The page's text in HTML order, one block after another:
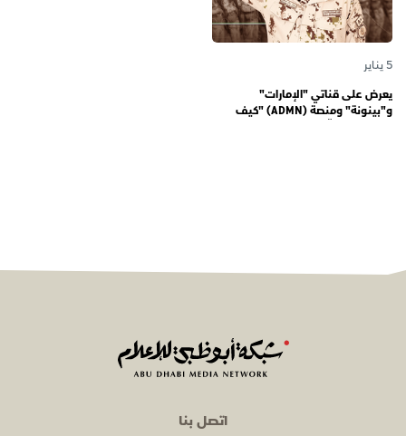
5 يناير
يعرض على قناتي "الإمارات"
و"بينونة" ومنصة (ADMN) "كيف
اتصل بنا